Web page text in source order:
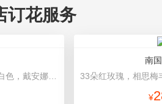
订花服务
南
¥